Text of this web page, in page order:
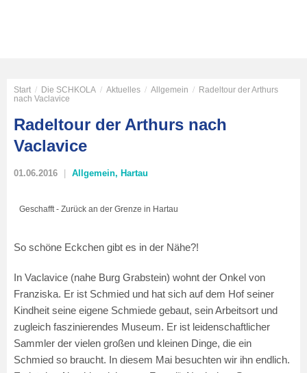
Start / Die SCHKOLA / Aktuelles / Allgemein / Radeltour der Arthurs
nach Vaclavice
Radeltour der Arthurs nach
Vaclavice
01.06.2016 Allgemein, Hartau
Geschafft - Zurück an der Grenze in Hartau
So schöne Eckchen gibt es in der Nähe?!
In Vaclavice (nahe Burg Grabstein) wohnt der Onkel von
Franziska. Er ist Schmied und hat sich auf dem Hof seiner
Kindheit seine eigene Schmiede gebaut, sein Arbeitsort und
zugleich faszinierendes Museum. Er ist leidenschaftlicher
Sammler der vielen großen und kleinen Dinge, die ein
Schmied so braucht. In diesem Mai besuchten wir ihn endlich.